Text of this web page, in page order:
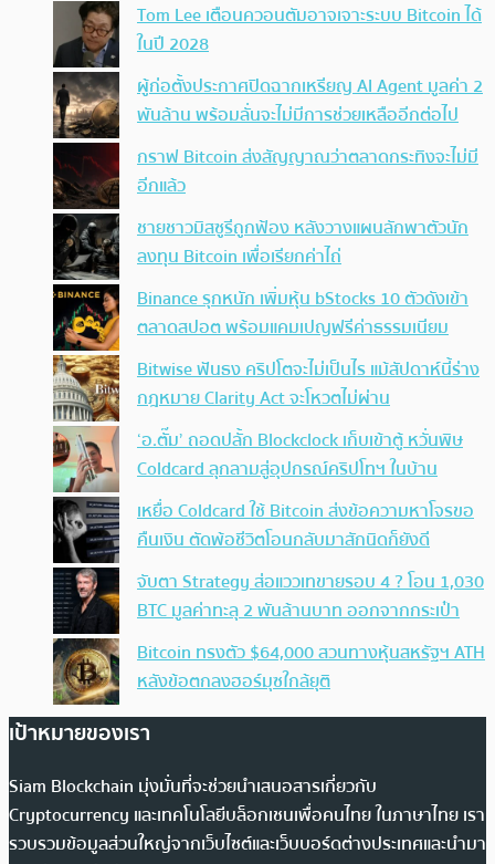
Tom Lee เตือนควอนตัมอาจเจาะระบบ Bitcoin ได้
ในปี 2028
ผู้ก่อตั้งประกาศปิดฉากเหรียญ AI Agent มูลค่า 2
พันล้าน พร้อมลั่นจะไม่มีการช่วยเหลืออีกต่อไป
กราฟ Bitcoin ส่งสัญญาณว่าตลาดกระทิงจะไม่มี
อีกแล้ว
ชายชาวมิสซูรีถูกฟ้อง หลังวางแผนลักพาตัวนัก
ลงทุน Bitcoin เพื่อเรียกค่าไถ่
Binance รุกหนัก เพิ่มหุ้น bStocks 10 ตัวดังเข้า
ตลาดสปอต พร้อมแคมเปญฟรีค่าธรรมเนียม
Bitwise ฟันธง คริปโตจะไม่เป็นไร แม้สัปดาห์นี้ร่าง
กฎหมาย Clarity Act จะโหวตไม่ผ่าน
‘อ.ตั๊ม’ ถอดปลั้ก Blockclock เก็บเข้าตู้ หวั่นพิษ
Coldcard ลุกลามสู่อุปกรณ์คริปโทฯ ในบ้าน
เหยื่อ Coldcard ใช้ Bitcoin ส่งข้อความหาโจรขอ
คืนเงิน ตัดพ้อชีวิตโอนกลับมาสักนิดก็ยังดี
จับตา Strategy ส่อแววเทขายรอบ 4 ? โอน 1,030
BTC มูลค่าทะลุ 2 พันล้านบาท ออกจากกระเป๋า
Bitcoin ทรงตัว $64,000 สวนทางหุ้นสหรัฐฯ ATH
หลังข้อตกลงฮอร์มุซใกล้ยุติ
เป้าหมายของเรา
Siam Blockchain มุ่งมั่นที่จะช่วยนำเสนอสารเกี่ยวกับ
Cryptocurrency และเทคโนโลยีบล็อกเชนเพื่อคนไทย ในภาษาไทย เรา
รวบรวมข้อมูลส่วนใหญ่จากเว็บไซต์และเว็บบอร์ดต่างประเทศและนำมา